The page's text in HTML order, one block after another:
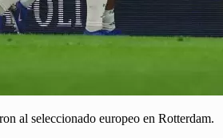
al seleccionado europeo en Rotterdam.